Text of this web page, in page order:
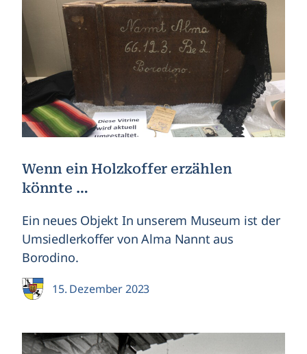
Wenn ein Holzkoffer erzählen
könnte …
Ein neues Objekt In unserem Museum ist der
Umsiedlerkoffer von Alma Nannt aus
Borodino.
15. Dezember 2023